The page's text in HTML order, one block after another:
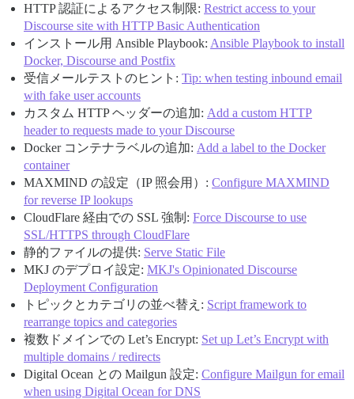
HTTP 認証によるアクセス制限: Restrict access to your
Discourse site with HTTP Basic Authentication
インストール用 Ansible Playbook: Ansible Playbook to install
Docker, Discourse and Postfix
受信メールテストのヒント: Tip: when testing inbound email
with fake user accounts
カスタム HTTP ヘッダーの追加: Add a custom HTTP
header to requests made to your Discourse
Docker コンテナラベルの追加: Add a label to the Docker
container
MAXMIND の設定（IP 照会用）: Configure MAXMIND
for reverse IP lookups
CloudFlare 経由での SSL 強制: Force Discourse to use
SSL/HTTPS through CloudFlare
静的ファイルの提供: Serve Static File
MKJ のデプロイ設定: MKJ's Opinionated Discourse
Deployment Configuration
トピックとカテゴリの並べ替え: Script framework to
rearrange topics and categories
複数ドメインでの Let’s Encrypt: Set up Let’s Encrypt with
multiple domains / redirects
Digital Ocean との Mailgun 設定: Configure Mailgun for email
when using Digital Ocean for DNS